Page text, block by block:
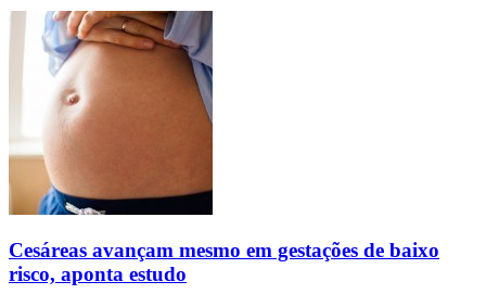
Cesáreas avançam mesmo em gestações de baixo
risco, aponta estudo